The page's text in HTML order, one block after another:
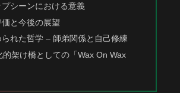
プシーンにおける意義
と今後の展望
れた哲学 – 師弟関係と自己修練
的架け橋としての「Wax On Wax